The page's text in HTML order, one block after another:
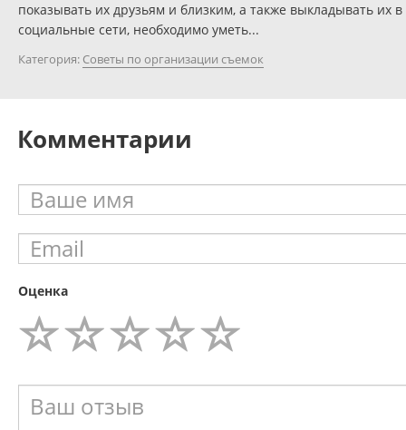
показывать их друзьям и близким, а также выкладывать их в
социальные сети, необходимо уметь...
Категория: Советы по организации съемок
Комментарии
Оценка